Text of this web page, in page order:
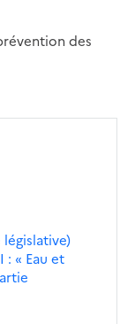
des
: « Eau et